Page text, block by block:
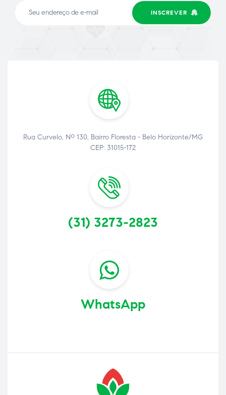
INSCREVER
Rua Curvelo, Nº 130, Bairro Floresta - Belo Horizonte/MG
CEP: 31015-172
(31) 3273-2823
WhatsApp